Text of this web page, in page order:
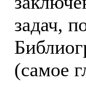
задач,
(самое